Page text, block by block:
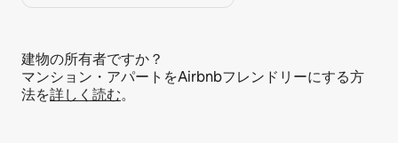
建物の所有者ですか？
マンション・アパートをAirbnbフレンドリーにする方
法を詳しく読む。